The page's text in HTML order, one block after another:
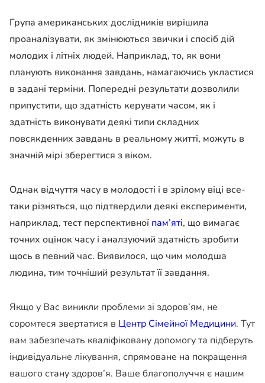
Група американських дослідників вирішила
проаналізувати, як змінюються звички і спосіб дій
молодих і літніх людей. Наприклад, то, як вони
планують виконання завдань, намагаючись укластися
в задані терміни. Попередні результати дозволили
припустити, що здатність керувати часом, як і
здатність виконувати деякі типи складних
повсякденних завдань в реальному житті, можуть в
значній мірі зберегтися з віком.
Однак відчуття часу в молодості і в зрілому віці все-
таки різняться, що підтвердили деякі експерименти,
наприклад, тест перспективноїпам’яті, що вимагає
точних оцінок часу і аналзуючий здатність зробити
щось в певний час. Виявилося, що чим молодша
людина, тим точніший результат її завдання.
Якщо у Вас виникли проблеми зі здоров’ям, не
соромтеся звертатися в Центр Сімейної Медицини. Тут
вам забезпечать кваліфіковану допомогу та підберуть
індивідуальне лікування, спрямоване на покращення
вашого стану здоров’я. Ваше благополуччя є нашим